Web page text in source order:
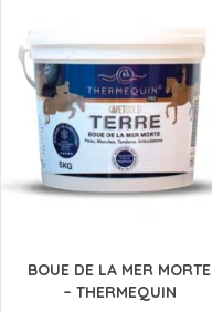
BOUE DE LA MER MORTE
– THERMEQUIN